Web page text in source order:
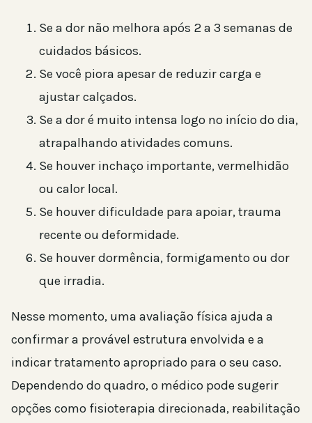
Se a dor não melhora após 2 a 3 semanas de
cuidados básicos.
Se você piora apesar de reduzir carga e
ajustar calçados.
Se a dor é muito intensa logo no início do dia,
atrapalhando atividades comuns.
Se houver inchaço importante, vermelhidão
ou calor local.
Se houver dificuldade para apoiar, trauma
recente ou deformidade.
Se houver dormência, formigamento ou dor
que irradia.
Nesse momento, uma avaliação física ajuda a
confirmar a provável estrutura envolvida e a
indicar tratamento apropriado para o seu caso.
Dependendo do quadro, o médico pode sugerir
opções como fisioterapia direcionada, reabilitação